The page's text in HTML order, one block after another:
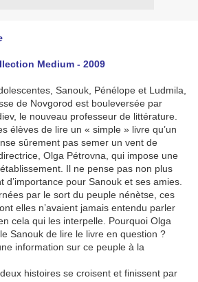
Medium - 2009
Sanouk, Pénélope et Ludmila,
de Novgorod est bouleversée par
le nouveau professeur de littérature.
élèves de lire un « simple » livre qu’un
sûrement pas semer un vent de
Olga Pétrovna, qui impose une
Il ne pense pas non plus
d’importance pour Sanouk et ses amies.
par le sort du peuple nénètse, ces
elles n’avaient jamais entendu parler
cela qui les interpelle. Pourquoi Olga
Sanouk de lire le livre en question ?
information sur ce peuple à la
histoires se croisent et finissent par